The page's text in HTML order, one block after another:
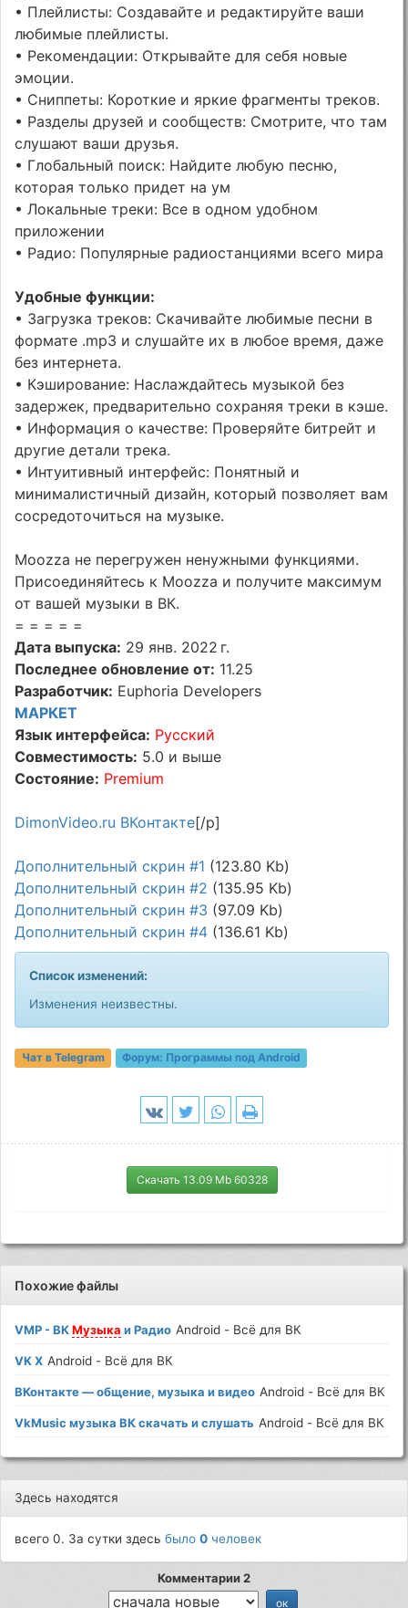
• Плейлисты: Создавайте и редактируйте ваши
любимые плейлисты.
• Рекомендации: Открывайте для себя новые
эмоции.
• Сниппеты: Короткие и яркие фрагменты треков.
• Разделы друзей и сообществ: Смотрите, что там
слушают ваши друзья.
• Глобальный поиск: Найдите любую песню,
которая только придет на ум
• Локальные треки: Все в одном удобном
приложении
• Радио: Популярные радиостанциями всего мира
Удобные функции:
• Загрузка треков: Скачивайте любимые песни в
формате .mp3 и слушайте их в любое время, даже
без интернета.
• Кэширование: Наслаждайтесь музыкой без
задержек, предварительно сохраняя треки в кэше.
• Информация о качестве: Проверяйте битрейт и
другие детали трека.
• Интуитивный интерфейс: Понятный и
минималистичный дизайн, который позволяет вам
сосредоточиться на музыке.
Moozza не перегружен ненужными функциями.
Присоединяйтесь к Moozza и получите максимум
от вашей музыки в ВК.
= = = = =
Дата выпуска: 29 янв. 2022 г.
Последнее обновление от: 11.25
Разработчик: Euphoria Developers
МАРКЕТ
Язык интерфейса: Русский
Совместимость: 5.0 и выше
Состояние: Premium
DimonVideo.ru ВКонтакте[/p]
Дополнительный скрин #1 (123.80 Kb)
Дополнительный скрин #2 (135.95 Kb)
Дополнительный скрин #3 (97.09 Kb)
Дополнительный скрин #4 (136.61 Kb)
Список изменений:
Изменения неизвестны.
Чат в Telegram Форум: Программы под Android
Скачать 13.09 Mb 60328
Похожие файлы
VMP - ВКМузыка и Радио Android - Всё для ВК
VK X Android - Всё для ВК
ВКонтакте — общение, музыка и видео Android - Всё для ВК
VkMusic музыка ВК скачать и слушать Android - Всё для ВК
Здесь находятся
всего 0. За сутки здесьбыло0 человек
Комментарии 2